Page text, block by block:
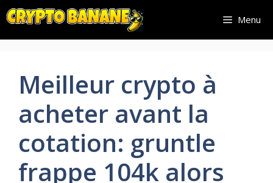
Aller
au
contenu
Menu
Meilleur crypto à
acheter avant la
cotation: gruntle
frappe 104k alors